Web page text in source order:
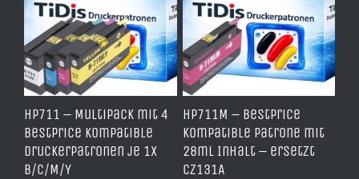
HP711 – Multipack mit 4
BestPrice kompatible
Druckerpatronen je 1x
B/C/M/Y
HP711M – BestPrice
kompatible Patrone mit
28ml Inhalt – ersetzt
CZ131A